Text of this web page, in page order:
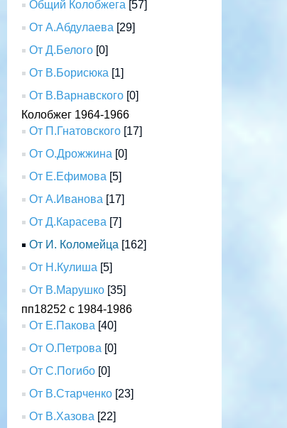
Общий Колобжега [57]
От А.Абдулаева [29]
От Д.Белого [0]
От В.Борисюка [1]
От В.Варнавского [0]
Колобжег 1964-1966
От П.Гнатовского [17]
От О.Дрожжина [0]
От Е.Ефимова [5]
От А.Иванова [17]
От Д.Карасева [7]
От И. Коломейца [162]
От Н.Кулиша [5]
От В.Марушко [35]
пп18252 с 1984-1986
От Е.Пакова [40]
От О.Петрова [0]
От С.Погибо [0]
От В.Старченко [23]
От В.Хазова [22]